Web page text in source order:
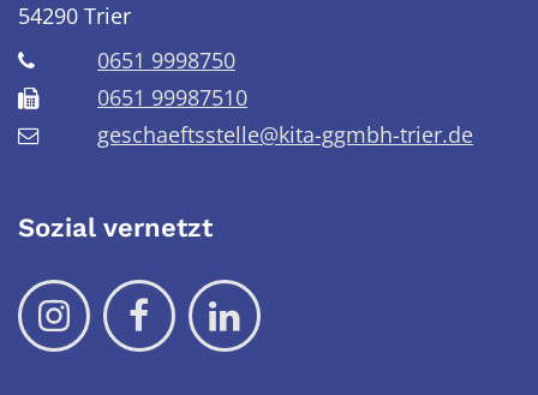
54290 Trier
0651 9998750
0651 99987510
geschaeftsstelle@kita-ggmbh-trier.de
Sozial vernetzt